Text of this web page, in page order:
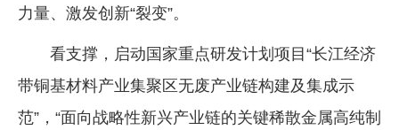
力量、激发创新“裂变”。
看支撑，启动国家重点研发计划项目“长江经济
带铜基材料产业集聚区无废产业链构建及集成示
范”，“面向战略性新兴产业链的关键稀散金属高纯制